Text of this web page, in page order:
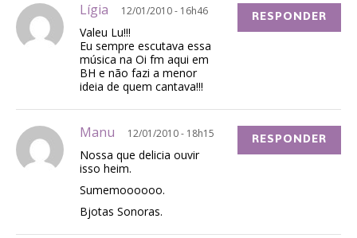
Lígia 12/01/2010 - 16h46
Valeu Lu!!!
Eu sempre escutava essa
música na Oi fm aqui em
BH e não fazi a menor
ideia de quem cantava!!!
RESPONDER
Manu 12/01/2010 - 18h15
Nossa que delicia ouvir
isso heim.
Sumemoooooo.
Bjotas Sonoras.
RESPONDER